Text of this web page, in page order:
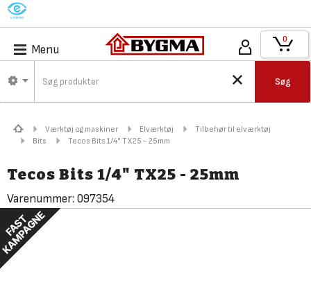
M
Menu
Søg
0
Værktøj og maskiner Elværktøj
Tilbehør til elværktøj
Bits
Tecos Bits 1/4" TX25 - 25mm
Tecos Bits 1/4" TX25 - 25mm
Varenummer: 097354